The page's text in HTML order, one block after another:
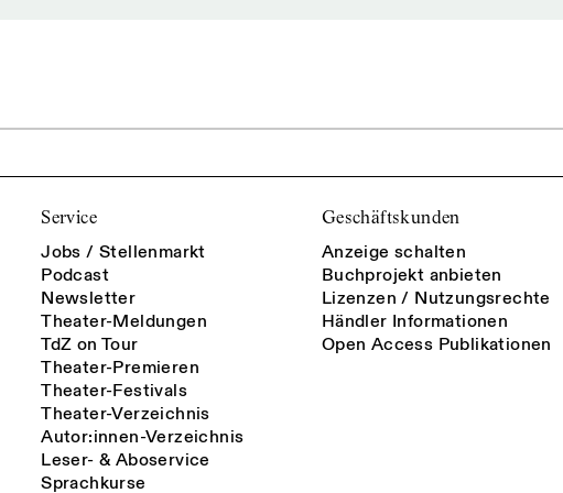
Service
Jobs / Stellenmarkt
Podcast
Newsletter
Theater-Meldungen
TdZ on Tour
Theater-Premieren
Theater-Festivals
Theater-Verzeichnis
Autor:innen-Verzeichnis
Leser- & Aboservice
Sprachkurse
Geschäftskunden
Anzeige schalten
Buchprojekt anbieten
Lizenzen / Nutzungsrechte
Händler Informationen
Open Access Publikationen